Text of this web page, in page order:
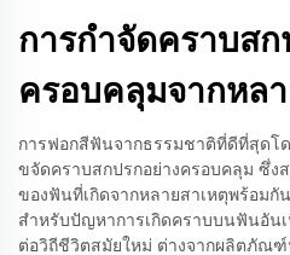
การกำจัดคราบสก
ครอบคลุมจากหล
การฟอกสีฟันจากธรรมชาติที่ดีที่สุดโ
ขจัดคราบสกปรกอย่างครอบคลุม ซึ่ง
ของฟันที่เกิดจากหลายสาเหตุพร้อมกั
สำหรับปัญหาการเกิดคราบบนฟันอัน
ต่อวิถีชีวิตสมัยใหม่ ต่างจากผลิตภัณ